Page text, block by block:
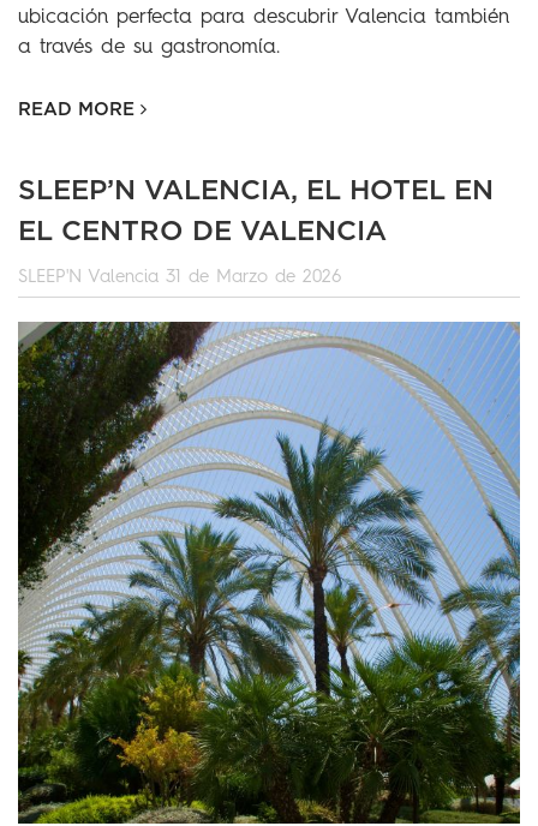
ubicación perfecta para descubrir Valencia también
a través de su gastronomía.
READ MORE
SLEEP’N VALENCIA, EL HOTEL EN
EL CENTRO DE VALENCIA
SLEEP'N Valencia 31 de Marzo de 2026